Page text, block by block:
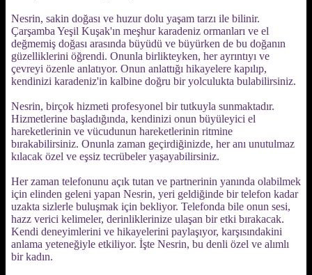
Nesrin, sakin doğası ve huzur dolu yaşam tarzı ile bilinir.
Çarşamba Yeşil Kuşak'ın meşhur karadeniz ormanları ve el
değmemiş doğası arasında büyüdü ve büyürken de bu doğanın
güzelliklerini öğrendi. Onunla birlikteyken, her ayrıntıyı ve
çevreyi özenle anlatıyor. Onun anlattığı hikayelere kapılıp,
kendinizi karadeniz'in kalbine doğru bir yolculukta bulabilirsiniz.
Nesrin, birçok hizmeti profesyonel bir tutkuyla sunmaktadır.
Hizmetlerine başladığında, kendinizi onun büyüleyici el
hareketlerinin ve vücudunun hareketlerinin ritmine
bırakabilirsiniz. Onunla zaman geçirdiğinizde, her anı unutulmaz
kılacak özel ve eşsiz tecrübeler yaşayabilirsiniz.
Her zaman telefonunu açık tutan ve partnerinin yanında olabilmek
için elinden geleni yapan Nesrin, yeri geldiğinde bir telefon kadar
uzakta sizlerle buluşmak için bekliyor. Telefonda bile onun sesi,
hazz verici kelimeler, derinliklerinize ulaşan bir etki bırakacak.
Kendi deneyimlerini ve hikayelerini paylaşıyor, karşısındakini
anlama yeteneğiyle etkiliyor. İşte Nesrin, bu denli özel ve alımlı
bir kadın.